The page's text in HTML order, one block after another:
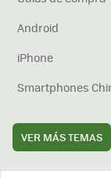
Android
iPhone
Smartphones
VER MÁS TEMAS